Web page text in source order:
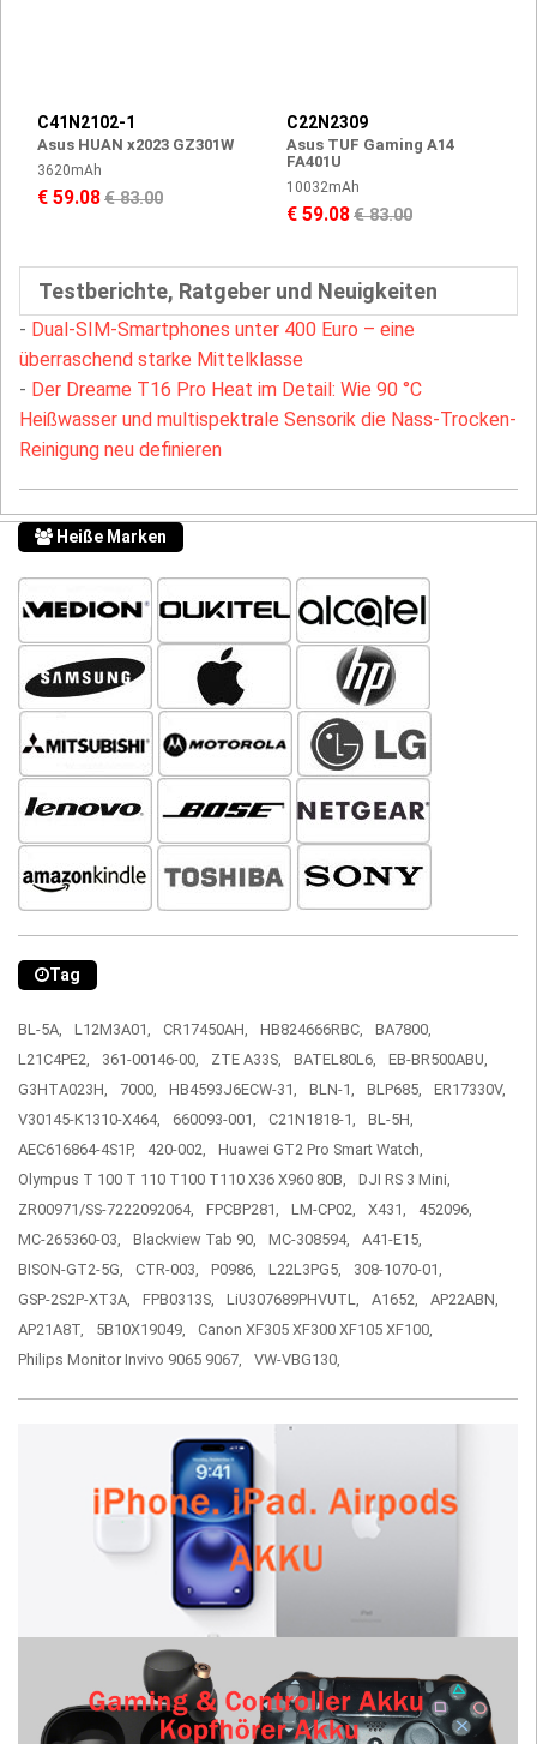
C41N2102-1
Asus HUAN x2023 GZ301W
3620mAh
€ 59.08€ 83.00
C22N2309
Asus TUF Gaming A14
FA401U
10032mAh
€ 59.08€ 83.00
Testberichte, Ratgeber und Neuigkeiten
- Dual-SIM-Smartphones unter 400 Euro – eine
überraschend starke Mittelklasse
- Der Dreame T16 Pro Heat im Detail: Wie 90 °C
Heißwasser und multispektrale Sensorik die Nass-Trocken-
Reinigung neu definieren
Heiße Marken
Tag
BL-5A, L12M3A01, CR17450AH, HB824666RBC,
BA7800,
L21C4PE2,
361-00146-00, ZTE A33S, BATEL80L6,
EB-BR500ABU,
G3HTA023H,
7000, HB4593J6ECW-31, BLN-1, BLP685,
ER17330V,
V30145-K1310-X464,
660093-001, C21N1818-1,
BL-5H,
AEC616864-4S1P,
420-002,
Huawei GT2 Pro Smart Watch,
Olympus T 100 T 110 T100 T110 X36 X960 80B,
DJI RS 3 Mini,
ZR00971/SS-7222092064,
FPCBP281, LM-CP02, X431,
452096,
MC-265360-03,
Blackview Tab 90, MC-308594,
A41-E15,
BISON-GT2-5G,
CTR-003, P0986, L22L3PG5,
308-1070-01,
GSP-2S2P-XT3A,
FPB0313S, LiU307689PHVUTL, A1652,
AP22ABN,
AP21A8T,
5B10X19049,
Canon XF305 XF300 XF105 XF100,
Philips Monitor Invivo 9065 9067,
VW-VBG130,